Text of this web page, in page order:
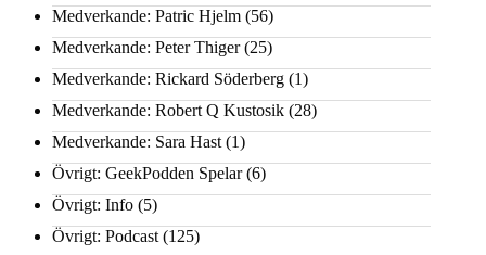
Medverkande: Patric Hjelm (56)
Medverkande: Peter Thiger(25)
Medverkande: Rickard Söderberg (1)
Medverkande: Robert Q Kustosik (28)
Medverkande: Sara Hast (1)
Övrigt: GeekPodden Spelar(6)
Övrigt: Info (5)
Övrigt: Podcast (125)